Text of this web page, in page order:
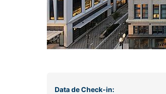
Data de Check-in: